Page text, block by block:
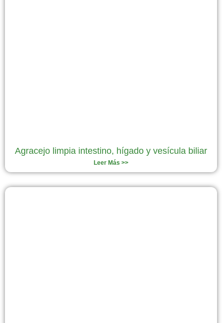
Agracejo limpia intestino, hígado y vesícula biliar
Leer Más >>